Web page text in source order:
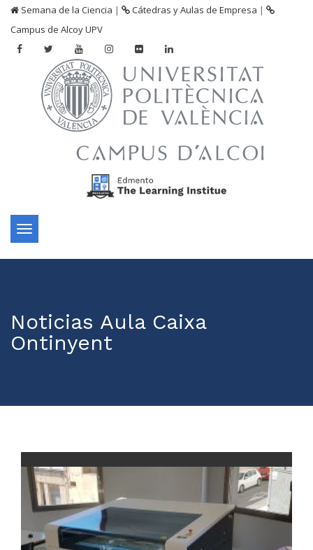
Semana de la Ciencia | Cátedras y Aulas de Empresa |
Campus de Alcoy UPV
Toggle
navigation
Noticias Aula Caixa
Ontinyent